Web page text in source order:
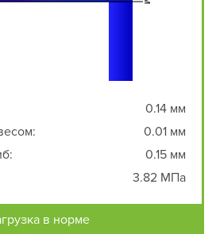
0.14 мм
0.01 мм
0.15 мм
3.82 МПа
в норме